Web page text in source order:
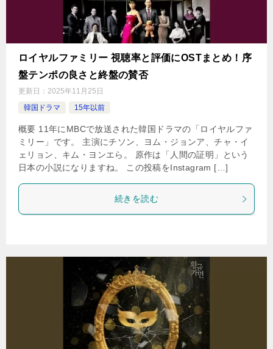
ロイヤルファミリー 視聴率と評価にOSTまとめ！序
盤テンポの良さと終盤の賛否
更新日： 2025年11月25日
韓国ドラマ
15年以前
概要 11年にMBCで放送された韓国ドラマの「ロイヤルファ
ミリー」です。 主演にチソン、ヨム・ジョンア、チャ・イ
ェリョン、キム・ヨンエら。 原作は「人間の証明」という
日本の小説になりますね。 この投稿をInstagram […]
続きを読む